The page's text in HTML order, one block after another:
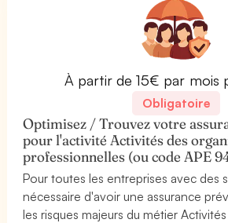
À partir de 15€ par mois
Obligatoire
Optimisez / Trouvez votre
pour l'activité Activités des
professionnelles (ou code APE
Pour toutes les entreprises avec des
nécessaire d'avoir une assurance
les risques majeurs du métier